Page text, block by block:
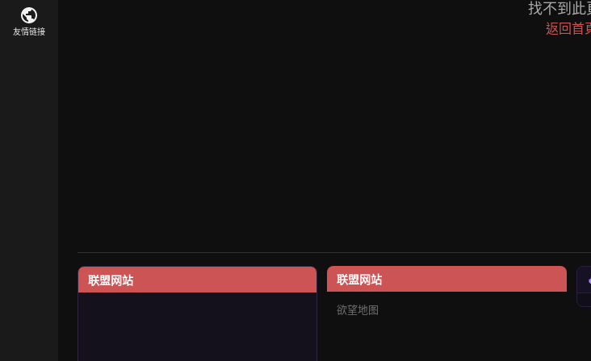
友情链接
找不到此
返回首
联盟网站 联盟网站
欲望地图